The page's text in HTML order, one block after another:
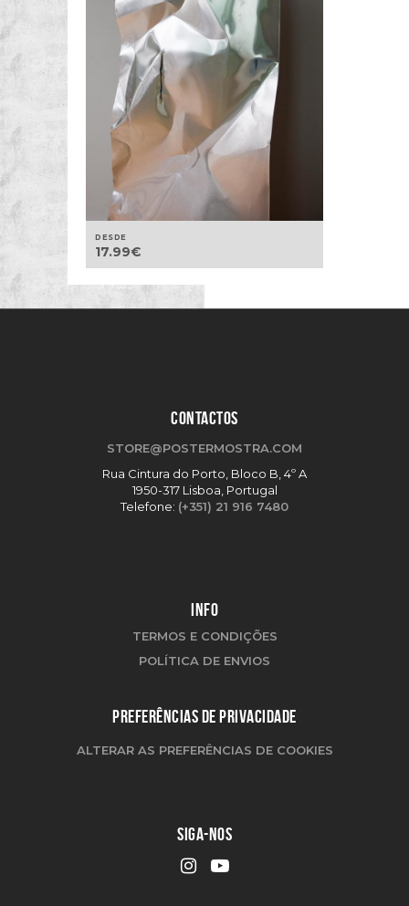
DESDE
17.99€
CONTACTOS
STORE@POSTERMOSTRA.COM
Rua Cintura do Porto, Bloco B, 4º A
1950-317 Lisboa, Portugal
Telefone: (+351) 21 916 7480
INFO
TERMOS E CONDIÇÕES
POLÍTICA DE ENVIOS
PREFERÊNCIAS DE PRIVACIDADE
ALTERAR AS PREFERÊNCIAS DE COOKIES
SIGA-NOS